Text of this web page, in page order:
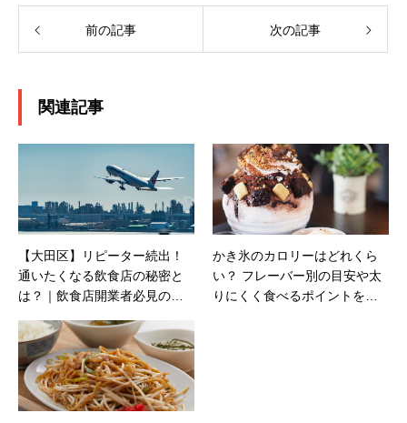
前の記事 次の記事
関連記事
【大田区】リピーター続出！
通いたくなる飲食店の秘密と
は？｜飲食店開業者必見の成
かき氷のカロリーはどれくら
い？ フレーバー別の目安や太
りにくく食べるポイントを解